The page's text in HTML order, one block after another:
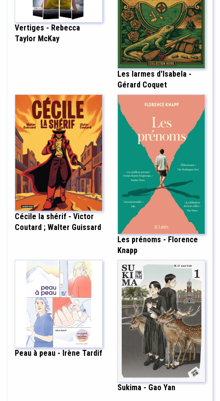
Vertiges - Rebecca
Taylor McKay
Les larmes d'Isabela -
Gérard Coquet
Cécile la shérif - Victor
Coutard ; Walter Guissard
Les prénoms - Florence
Knapp
Peau à peau - Irène Tardif
Sukima - Gao Yan